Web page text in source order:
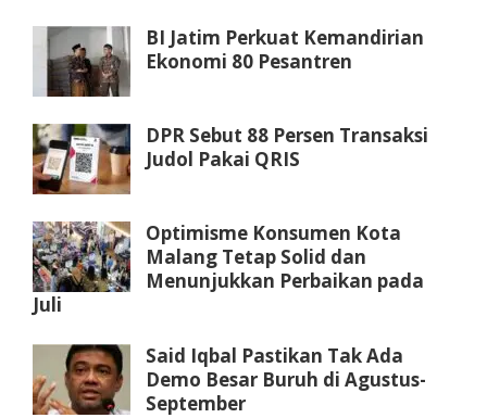
BI Jatim Perkuat Kemandirian
Ekonomi 80 Pesantren
DPR Sebut 88 Persen Transaksi
Judol Pakai QRIS
Optimisme Konsumen Kota
Malang Tetap Solid dan
Menunjukkan Perbaikan pada
Juli
Said Iqbal Pastikan Tak Ada
Demo Besar Buruh di Agustus-
September